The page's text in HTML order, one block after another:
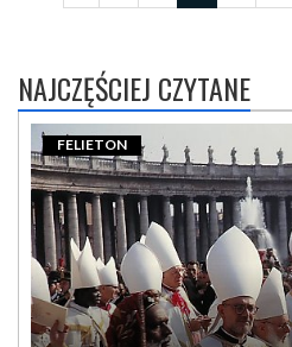
NAJCZĘŚCIEJ CZYTANE
FELIETON